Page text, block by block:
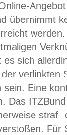
übernimmt
es sich
verlinkten
sein. Eine
Das
straf-
Für